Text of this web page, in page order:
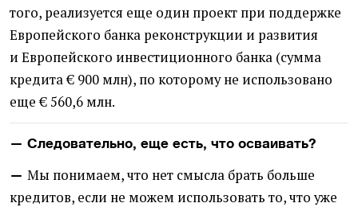
того, реализуется еще один проект при поддержке
Европейского банка реконструкции и развития
и Европейского инвестиционного банка (сумма
кредита € 900 млн), по которому не использовано
еще € 560,6 млн.
— Следовательно, еще есть, что осваивать?
— Мы понимаем, что нет смысла брать больше
кредитов, если не можем использовать то, что уже